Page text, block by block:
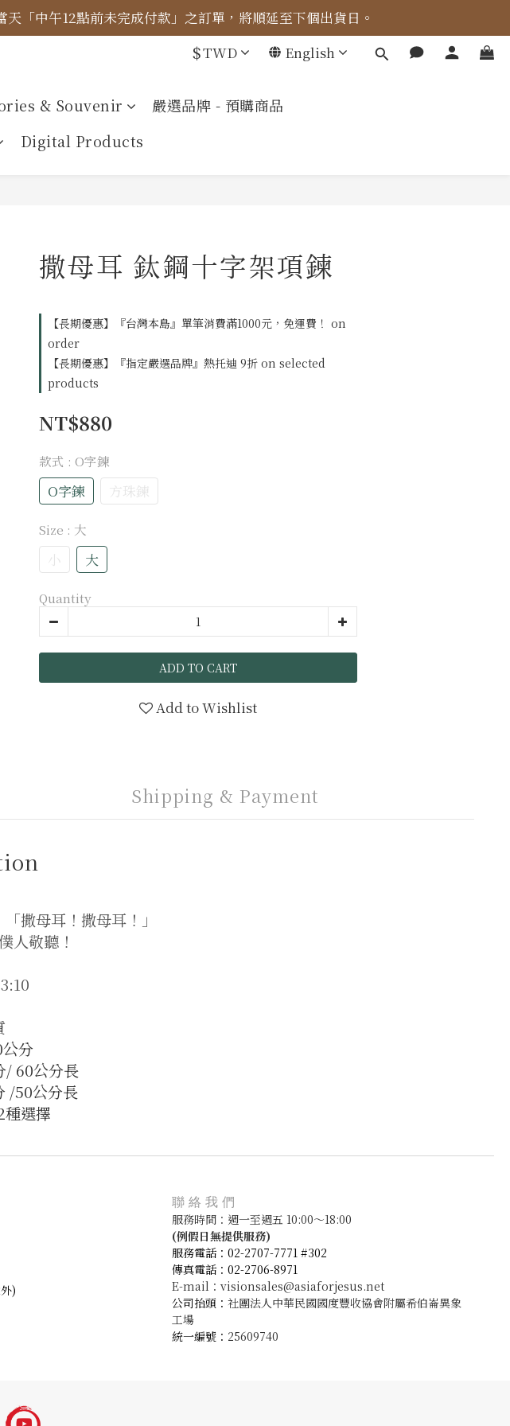
為原價，折扣一律購物車計算。
「中午12點前未完成付款」之訂單，將順延至下個出貨日。
為原價，折扣一律購物車計算。
$TWD English
& Souvenir
嚴選品牌 - 預購商品
Digital Products
撒母耳 鈦鋼十字架項鍊
【長期優惠】『台灣本島』單筆消費滿1000元，免運費！ on
order
【長期優惠】『指定嚴選品牌』熱托迪 9折 on selected
products
NT$880
款式 : O字鍊
O字鍊 方珠鍊
Size : 大
小 大
Quantity
ADD TO CART
Add to Wishlist
Shipping & Payment
撒母耳！撒母耳！」
人敬聽！
分
/ 60公分長
/50公分長
種選擇
)
聯絡我們
服務時間：週一至週五 10:00～18:00
(例假日無提供服務)
服務電話：02-2707-7771 #302
傳真電話：02-2706-8971
E-mail：visionsales@asiaforjesus.net
公司抬頭： 社團法人中華民國國度豐收協會附屬希伯崙異象
工場
統一編號： 25609740